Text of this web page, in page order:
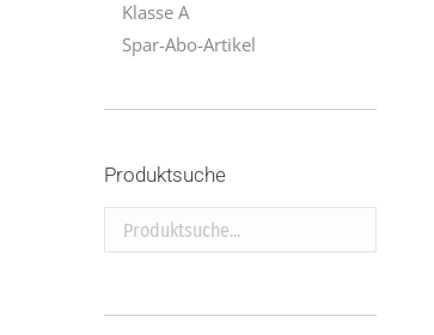
Klasse A
Spar-Abo-Artikel
Produktsuche
Produktsuche...